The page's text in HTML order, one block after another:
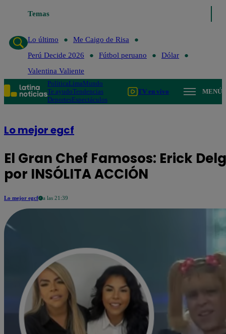
Temas
Lo último
Me Caigo de Risa
Perú Decide 2026
Fútbol peruano
Dólar
Valentina Valiente
PolíticaLimaMundo
Te ayudoTendencias
DeportesEspectáculos
TV en vivo MENÚ
Lo mejor egcf
El Gran Chef Famosos: Erick
por INSÓLITA ACCIÓN
Lo mejor egcf a las 21:39